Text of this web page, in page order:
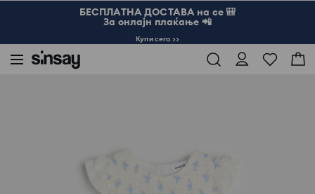
БЕСПЛАТНА ДОСТАВА на се 🎒
За онлајн плаќање 📲
Купи сега >>